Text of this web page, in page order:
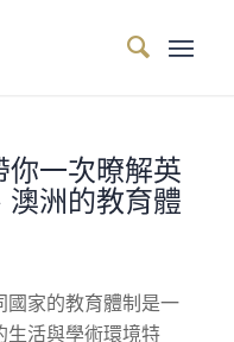
一次暸解英
澳洲的教育體
國家的教育體制是一
生活與學術環境特